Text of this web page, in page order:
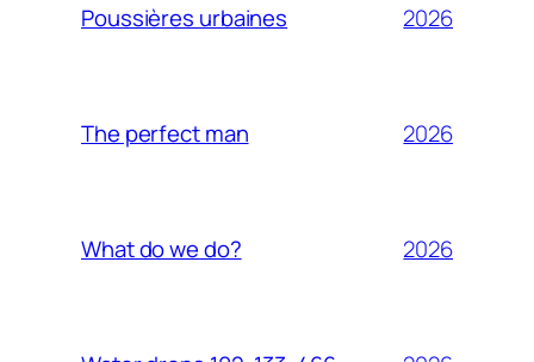
Poussières urbaines 2026
The perfect man 2026
What do we do? 2026